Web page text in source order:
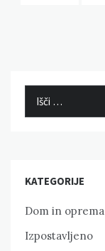
KATEGORIJE
Dom in oprema
Izpostavljeno